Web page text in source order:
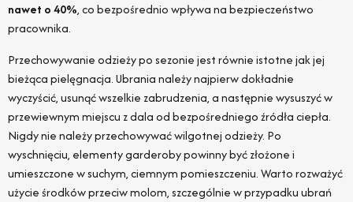
nawet o 40%, co bezpośrednio wpływa na bezpieczeństwo
pracownika.
Przechowywanie odzieży po sezonie jest równie istotne jak jej
bieżąca pielęgnacja. Ubrania należy najpierw dokładnie
wyczyścić, usunąć wszelkie zabrudzenia, a następnie wysuszyć w
przewiewnym miejscu z dala od bezpośredniego źródła ciepła.
Nigdy nie należy przechowywać wilgotnej odzieży. Po
wyschnięciu, elementy garderoby powinny być złożone i
umieszczone w suchym, ciemnym pomieszczeniu. Warto rozważyć
użycie środków przeciw molom, szczególnie w przypadku ubrań